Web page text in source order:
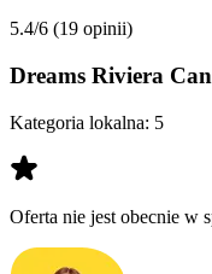
5.4/6 (19 opinii)
Dreams Riviera
Kategoria lokalna: 5
Oferta nie jest obecnie w